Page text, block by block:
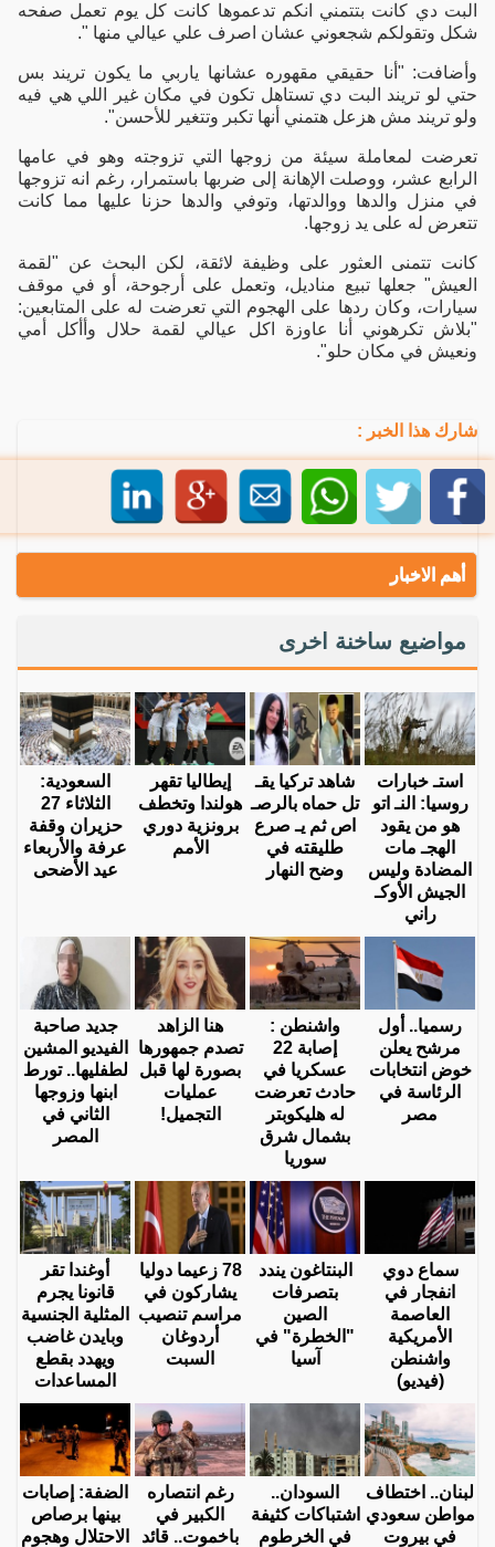
البت دي كانت بتتمني انكم تدعموها كانت كل يوم تعمل صفحه
شكل وتقولكم شجعوني عشان اصرف علي عيالي منها ".
وأضافت: "أنا حقيقي مقهوره عشانها ياربي ما يكون تريند بس
حتي لو تريند البت دي تستاهل تكون في مكان غير اللي هي فيه
ولو تريند مش هزعل هتمني أنها تكبر وتتغير للأحسن".
تعرضت لمعاملة سيئة من زوجها التي تزوجته وهو في عامها
الرابع عشر، ووصلت الإهانة إلى ضربها باستمرار، رغم انه تزوجها
في منزل والدها ووالدتها، وتوفي والدها حزنا عليها مما كانت
تتعرض له على يد زوجها.
كانت تتمنى العثور على وظيفة لائقة، لكن البحث عن "لقمة
العيش" جعلها تبيع مناديل، وتعمل على أرجوحة، أو في موقف
سيارات، وكان ردها على الهجوم التي تعرضت له على المتابعين:
"بلاش تكرهوني أنا عاوزة اكل عيالي لقمة حلال وأأكل أمي
ونعيش في مكان حلو".
شارك هذا الخبر :
أهم الاخبار
مواضيع ساخنة اخرى
استـ خبارات
روسيا: النـ اتو
هو من يقود
الهجـ مات
المضادة وليس
الجيش الأوكـ
راني
شاهد تركيا يقـ
تل حماه بالرصـ
اص ثم يـ صرع
طليقته في
وضح النهار
إيطاليا تقهر
هولندا وتخطف
برونزية دوري
الأمم
السعودية:
الثلاثاء 27
حزيران وقفة
عرفة والأربعاء
عيد الأضحى
رسميا.. أول
مرشح يعلن
خوض انتخابات
الرئاسة في
مصر
واشنطن :
إصابة 22
عسكريا في
حادث تعرضت
له هليكوبتر
بشمال شرق
سوريا
هنا الزاهد
تصدم جمهورها
بصورة لها قبل
عمليات
التجميل!
جديد صاحبة
الفيديو المشين
لطفليها.. تورط
ابنها وزوجها
الثاني في
المصر
سماع دوي
انفجار في
العاصمة
الأمريكية
واشنطن
(فيديو)
البنتاغون يندد
بتصرفات
الصين
"الخطرة" في
آسيا
78 زعيما دوليا
يشاركون في
مراسم تنصيب
أردوغان
السبت
أوغندا تقر
قانونا يجرم
المثلية الجنسية
وبايدن غاضب
ويهدد بقطع
المساعدات
لبنان.. اختطاف
مواطن سعودي
في بيروت
السودان..
اشتباكات كثيفة
في الخرطوم
رغم انتصاره
الكبير في
باخموت.. قائد
الضفة: إصابات
بينها برصاص
الاحتلال وهجوم